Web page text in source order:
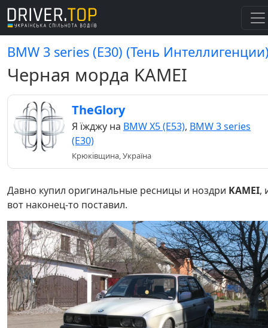
BMW 3 series (E30) (Тень
Черная морда KAMEI
TheGlory
Я їжджу на BMW X5 (E53), BMW 3 series
(E30)
Крюківщина, Україна
Давно купил оригинальные ресницы и ноздри KAMEI,
вот наконец-то поставил.